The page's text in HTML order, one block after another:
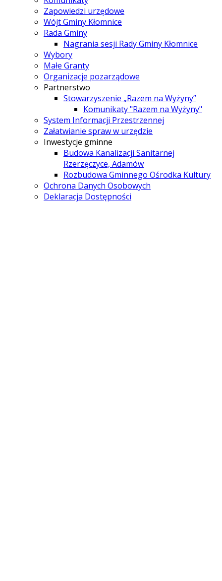
Zapowiedzi urzędowe
Wójt Gminy Kłomnice
Rada Gminy
Nagrania sesji Rady Gminy Kłomnice
Wybory
Małe Granty
Organizacje pozarządowe
Partnerstwo
Stowarzyszenie „Razem na Wyżyny”
Komunikaty "Razem na Wyżyny"
System Informacji Przestrzennej
Załatwianie spraw w urzędzie
Inwestycje gminne
Budowa Kanalizacji Sanitarnej
Rzerzęczyce, Adamów
Rozbudowa Gminnego Ośrodka Kultury
Ochrona Danych Osobowych
Deklaracja Dostępności